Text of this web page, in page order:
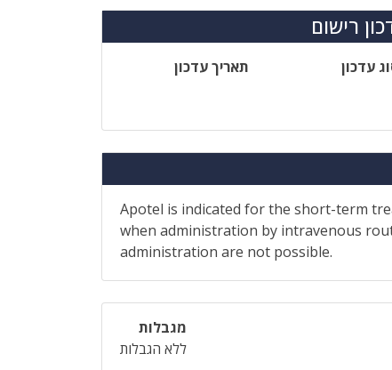
רישום
עדכון תאריך עדכון
Apotel is indicated for the short-term
when administration by intravenous
administration are not possible.
מגבלות
ללא הגבלות